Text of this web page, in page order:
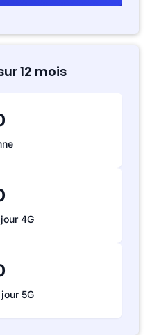
12 mois
4G
5G